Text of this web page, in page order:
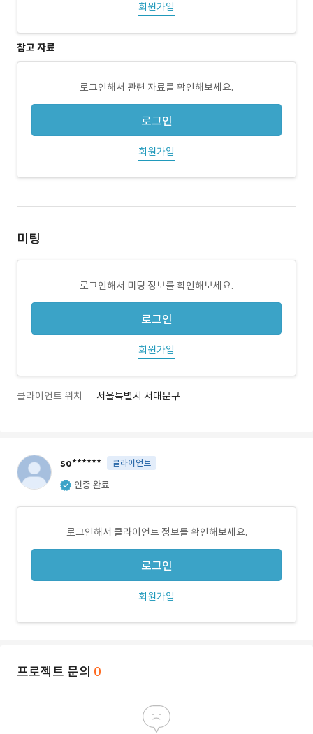
회원가입
참고 자료
로그인해서 관련 자료를 확인해보세요.
로그인
회원가입
미팅
로그인해서 미팅 정보를 확인해보세요.
로그인
회원가입
클라이언트 위치 서울특별시 서대문구
so****** 클라이언트
인증 완료
로그인해서 클라이언트 정보를 확인해보세요.
로그인
회원가입
프로젝트 문의 0